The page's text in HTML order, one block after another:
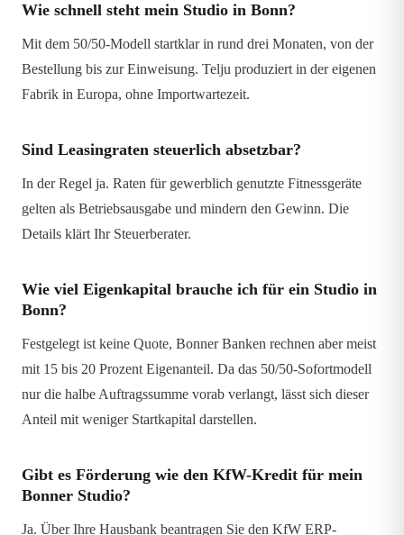
Wie schnell steht mein Studio in Bonn?
Mit dem 50/50-Modell startklar in rund drei Monaten, von der
Bestellung bis zur Einweisung. Telju produziert in der eigenen
Fabrik in Europa, ohne Importwartezeit.
Sind Leasingraten steuerlich absetzbar?
In der Regel ja. Raten für gewerblich genutzte Fitnessgeräte
gelten als Betriebsausgabe und mindern den Gewinn. Die
Details klärt Ihr Steuerberater.
Wie viel Eigenkapital brauche ich für ein Studio in
Bonn?
Festgelegt ist keine Quote, Bonner Banken rechnen aber meist
mit 15 bis 20 Prozent Eigenanteil. Da das 50/50-Sofortmodell
nur die halbe Auftragssumme vorab verlangt, lässt sich dieser
Anteil mit weniger Startkapital darstellen.
Gibt es Förderung wie den KfW-Kredit für mein
Bonner Studio?
Ja. Über Ihre Hausbank beantragen Sie den KfW ERP-